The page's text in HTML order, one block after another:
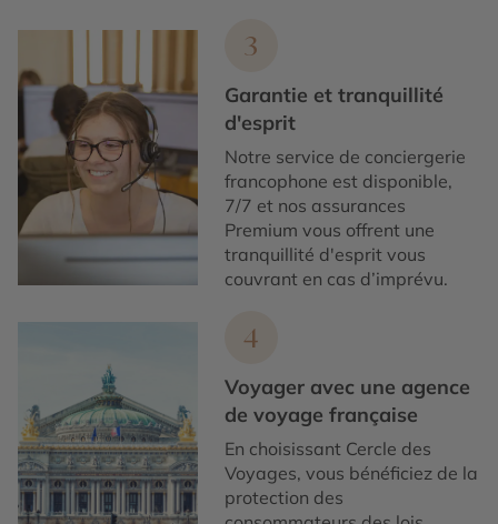
3
Garantie et tranquillité
d'esprit
Notre service de conciergerie
francophone est disponible,
7/7 et nos assurances
Premium vous offrent une
tranquillité d'esprit vous
couvrant en cas d’imprévu.
4
Voyager avec une agence
de voyage française
En choisissant Cercle des
Voyages, vous bénéficiez de la
protection des